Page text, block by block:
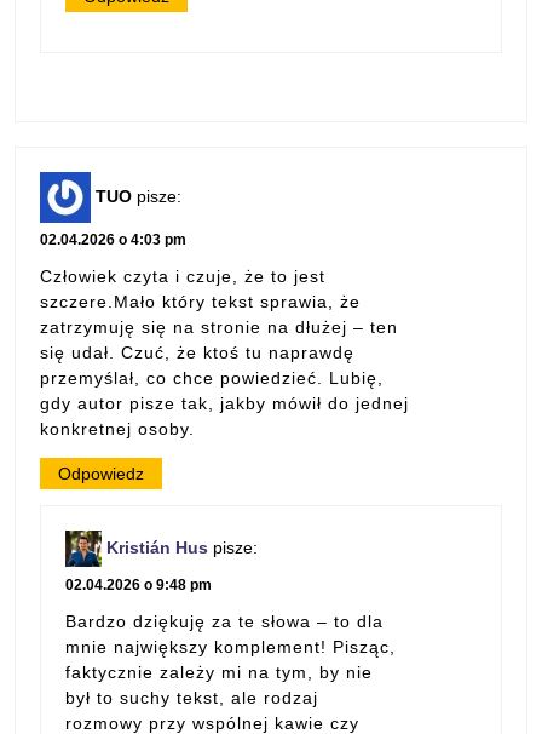
TUO pisze:
02.04.2026 o 4:03 pm
Człowiek czyta i czuje, że to jest
szczere.Mało który tekst sprawia, że
zatrzymuję się na stronie na dłużej – ten
się udał. Czuć, że ktoś tu naprawdę
przemyślał, co chce powiedzieć. Lubię,
gdy autor pisze tak, jakby mówił do jednej
konkretnej osoby.
Odpowiedz
Kristián Hus pisze:
02.04.2026 o 9:48 pm
Bardzo dziękuję za te słowa – to dla
mnie największy komplement! Pisząc,
faktycznie zależy mi na tym, by nie
był to suchy tekst, ale rodzaj
rozmowy przy wspólnej kawie czy